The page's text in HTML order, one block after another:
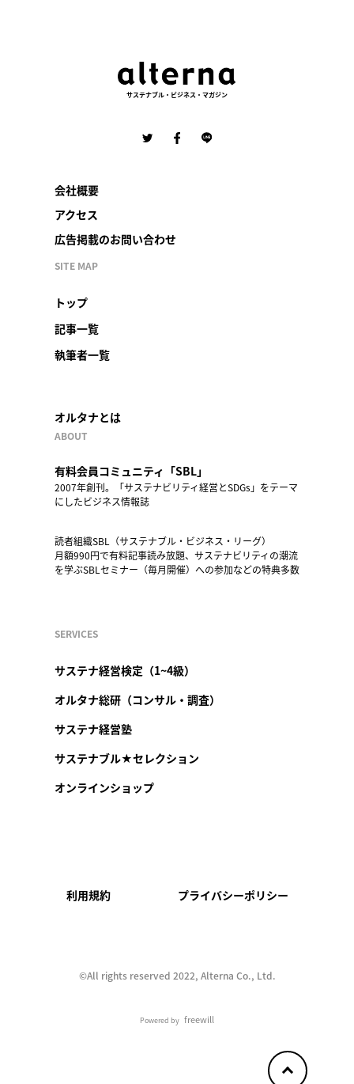
サステナブル・ビジネス・マガジン
会社概要
アクセス
広告掲載のお問い合わせ
SITE MAP
トップ
記事一覧
執筆者一覧
オルタナとは
ABOUT
有料会員コミュニティ「SBL」
2007年創刊。「サステナビリティ経営とSDGs」をテーマ
にしたビジネス情報誌
読者組織SBL（サステナブル・ビジネス・リーグ）
月額990円で有料記事読み放題、サステナビリティの潮流
を学ぶSBLセミナー（毎月開催）への参加などの特典多数
SERVICES
サステナ経営検定（1~4級）
オルタナ総研（コンサル・調査）
サステナ経営塾
サステナブル★セレクション
オンラインショップ
利用規約 プライバシーポリシー
©︎All rights reserved 2022, Alterna Co., Ltd.
Powered by freewill